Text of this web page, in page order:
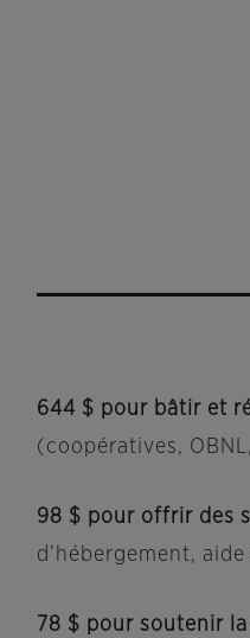
644 $ pour bâtir et
(coopératives,
98 $ pour offrir des
d’hébergement,
78 $ pour soutenir